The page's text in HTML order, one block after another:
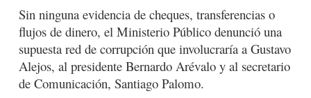
Sin ninguna evidencia de cheques, transferencias o
flujos de dinero, el Ministerio Público denunció una
supuesta red de corrupción que involucraría a Gustavo
Alejos, al presidente Bernardo Arévalo y al secretario
de Comunicación, Santiago Palomo.